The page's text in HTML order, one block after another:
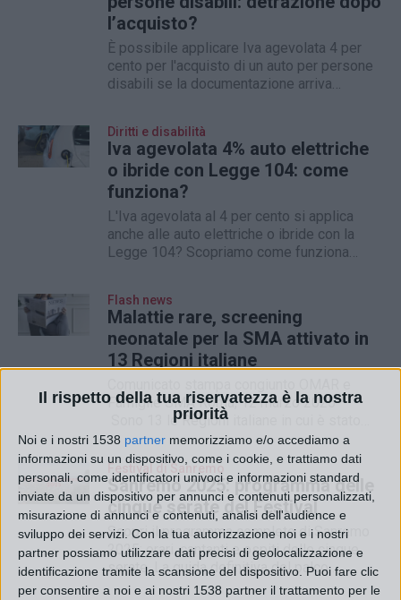
Il rispetto della tua riservatezza è la nostra
priorità
Noi e i nostri 1538 partner memorizziamo e/o accediamo a
informazioni su un dispositivo, come i cookie, e trattiamo dati
personali, come identificatori univoci e informazioni standard
inviate da un dispositivo per annunci e contenuti personalizzati,
misurazione di annunci e contenuti, analisi dell'audience e
sviluppo dei servizi. Con la tua autorizzazione noi e i nostri
partner possiamo utilizzare dati precisi di geolocalizzazione e
identificazione tramite la scansione del dispositivo. Puoi fare clic
per consentire a noi e ai nostri 1538 partner il trattamento per le
l’acquisto?
È possibile applicare Iva agevolata 4 per
cento per l'acquisto di un auto per persone
disabili se la documentazione arriva
Diritti e disabilità
Iva agevolata 4% auto elettriche
o ibride con Legge 104: come
funziona?
L'Iva agevolata al 4 per cento si applica
anche alle auto elettriche o ibride con la
Legge 104? Scopriamo come funziona
Flash news
Malattie rare, screening
neonatale per la SMA attivato in
13 Regioni italiane
Famiglie SMA Roma, 12 marzo 2025 –
Sono 13 le Regioni italiane in cui è stato
attivato lo screening neonatale per l’atrofia
muscolare spinale (SMA) e 5 quelle nelle
quali è in programma l’avvio di progetti
sperimentali per aggiungere tale patologia
al...
Festival di Sanremo
Sanremo 2025: programma delle
cinque serate del Festival
Scopri il programma completo di Sanremo
2025: orari, cantanti e ospiti delle cinque
serate. La guida definitiva del palco
dell'Ariston